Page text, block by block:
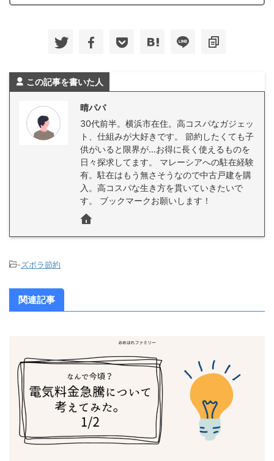
この記事を書いた人
晴パパ
30代前半。横浜市在住。高コスパなガジェッ
ト、仕組みが大好きです。 節約したくても子
供がいると限界が…お得に長く使えるものを
日々探求してます。 マレーシアへの駐在経験
有。駐在はもう無さそうなので中古戸建を購
入。高コスパな生き方を貫いていきたいで
す。 ブックマークお願いします！
-ズボラ節約
関連記事